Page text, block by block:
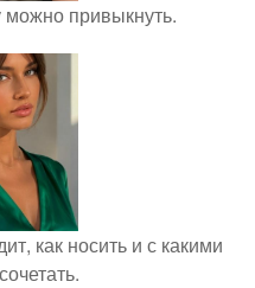
привыкнуть.
как носить и с какими